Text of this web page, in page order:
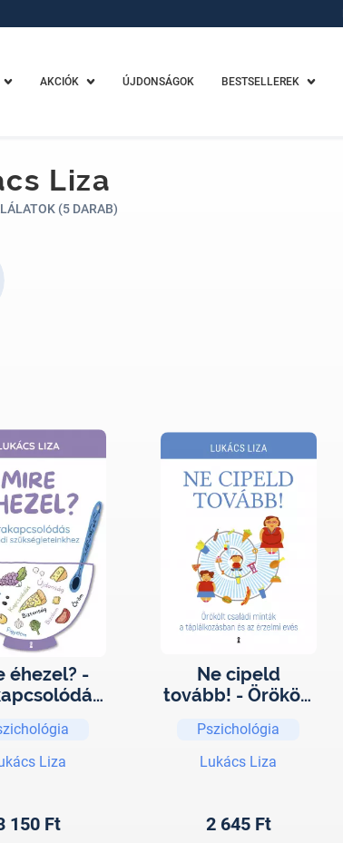
AKCIÓK ÚJDONSÁGOK BESTSELLEREK
Liza
(5 DARAB)
éhezel? -
z Liza
150 Ft
Ne cipeld
tovább! - Örökölt
táplálkozásban
és az érzelmi
Pszichológia
Lukács Liza
2 645 Ft